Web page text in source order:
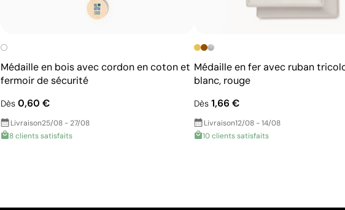
Médaille en bois avec cordon en coton et
fermoir de sécurité
Dès0,60 €
Livraison25/08 - 27/08
8 clients satisfaits
Médaille en fer avec ruban
blanc, rouge
Dès1,66 €
Livraison12/08 - 14/08
10 clients satisfaits